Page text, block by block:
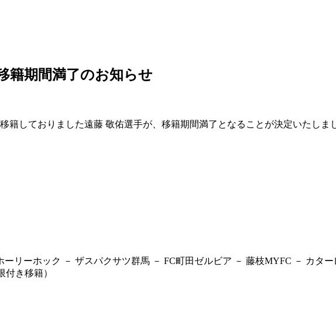
籍期間満了のお知らせ
籍しておりました遠藤 敬佑選手が、移籍期間満了となることが決定いたしま
リーホック － ザスパクサツ群馬 － FC町田ゼルビア － 藤枝MYFC － カタ
き移籍）